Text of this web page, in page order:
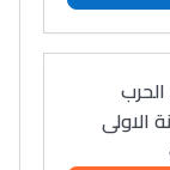
الاولى